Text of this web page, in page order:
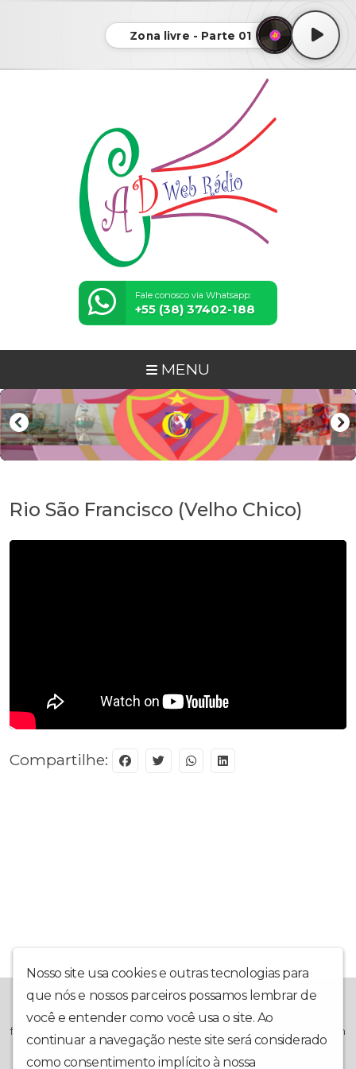
Zona livre - Parte 01
Fale conosco via Whatsapp:
+55 (38) 37402-188
MENU
Rio São Francisco (Velho Chico)
Compartilhe:
Nosso site usa cookies e outras tecnologias para
que nós e nossos parceiros possamos lembrar de
você e entender como você usa o site. Ao
continuar a navegação neste site será considerado
como consentimento implícito à nossa
A ADC Web Rádio, é mais uma grande ferramenta que se junta
ao Projeto da Associação Desportiva Colorado, na busca de
formar cidadãos através do esporte. Projeto Social, sem nenhum
vínculo lucrativo, voltado totalmente para os jovens e
adolescentes que ora vivem a margem da sociedade. Pirapora-